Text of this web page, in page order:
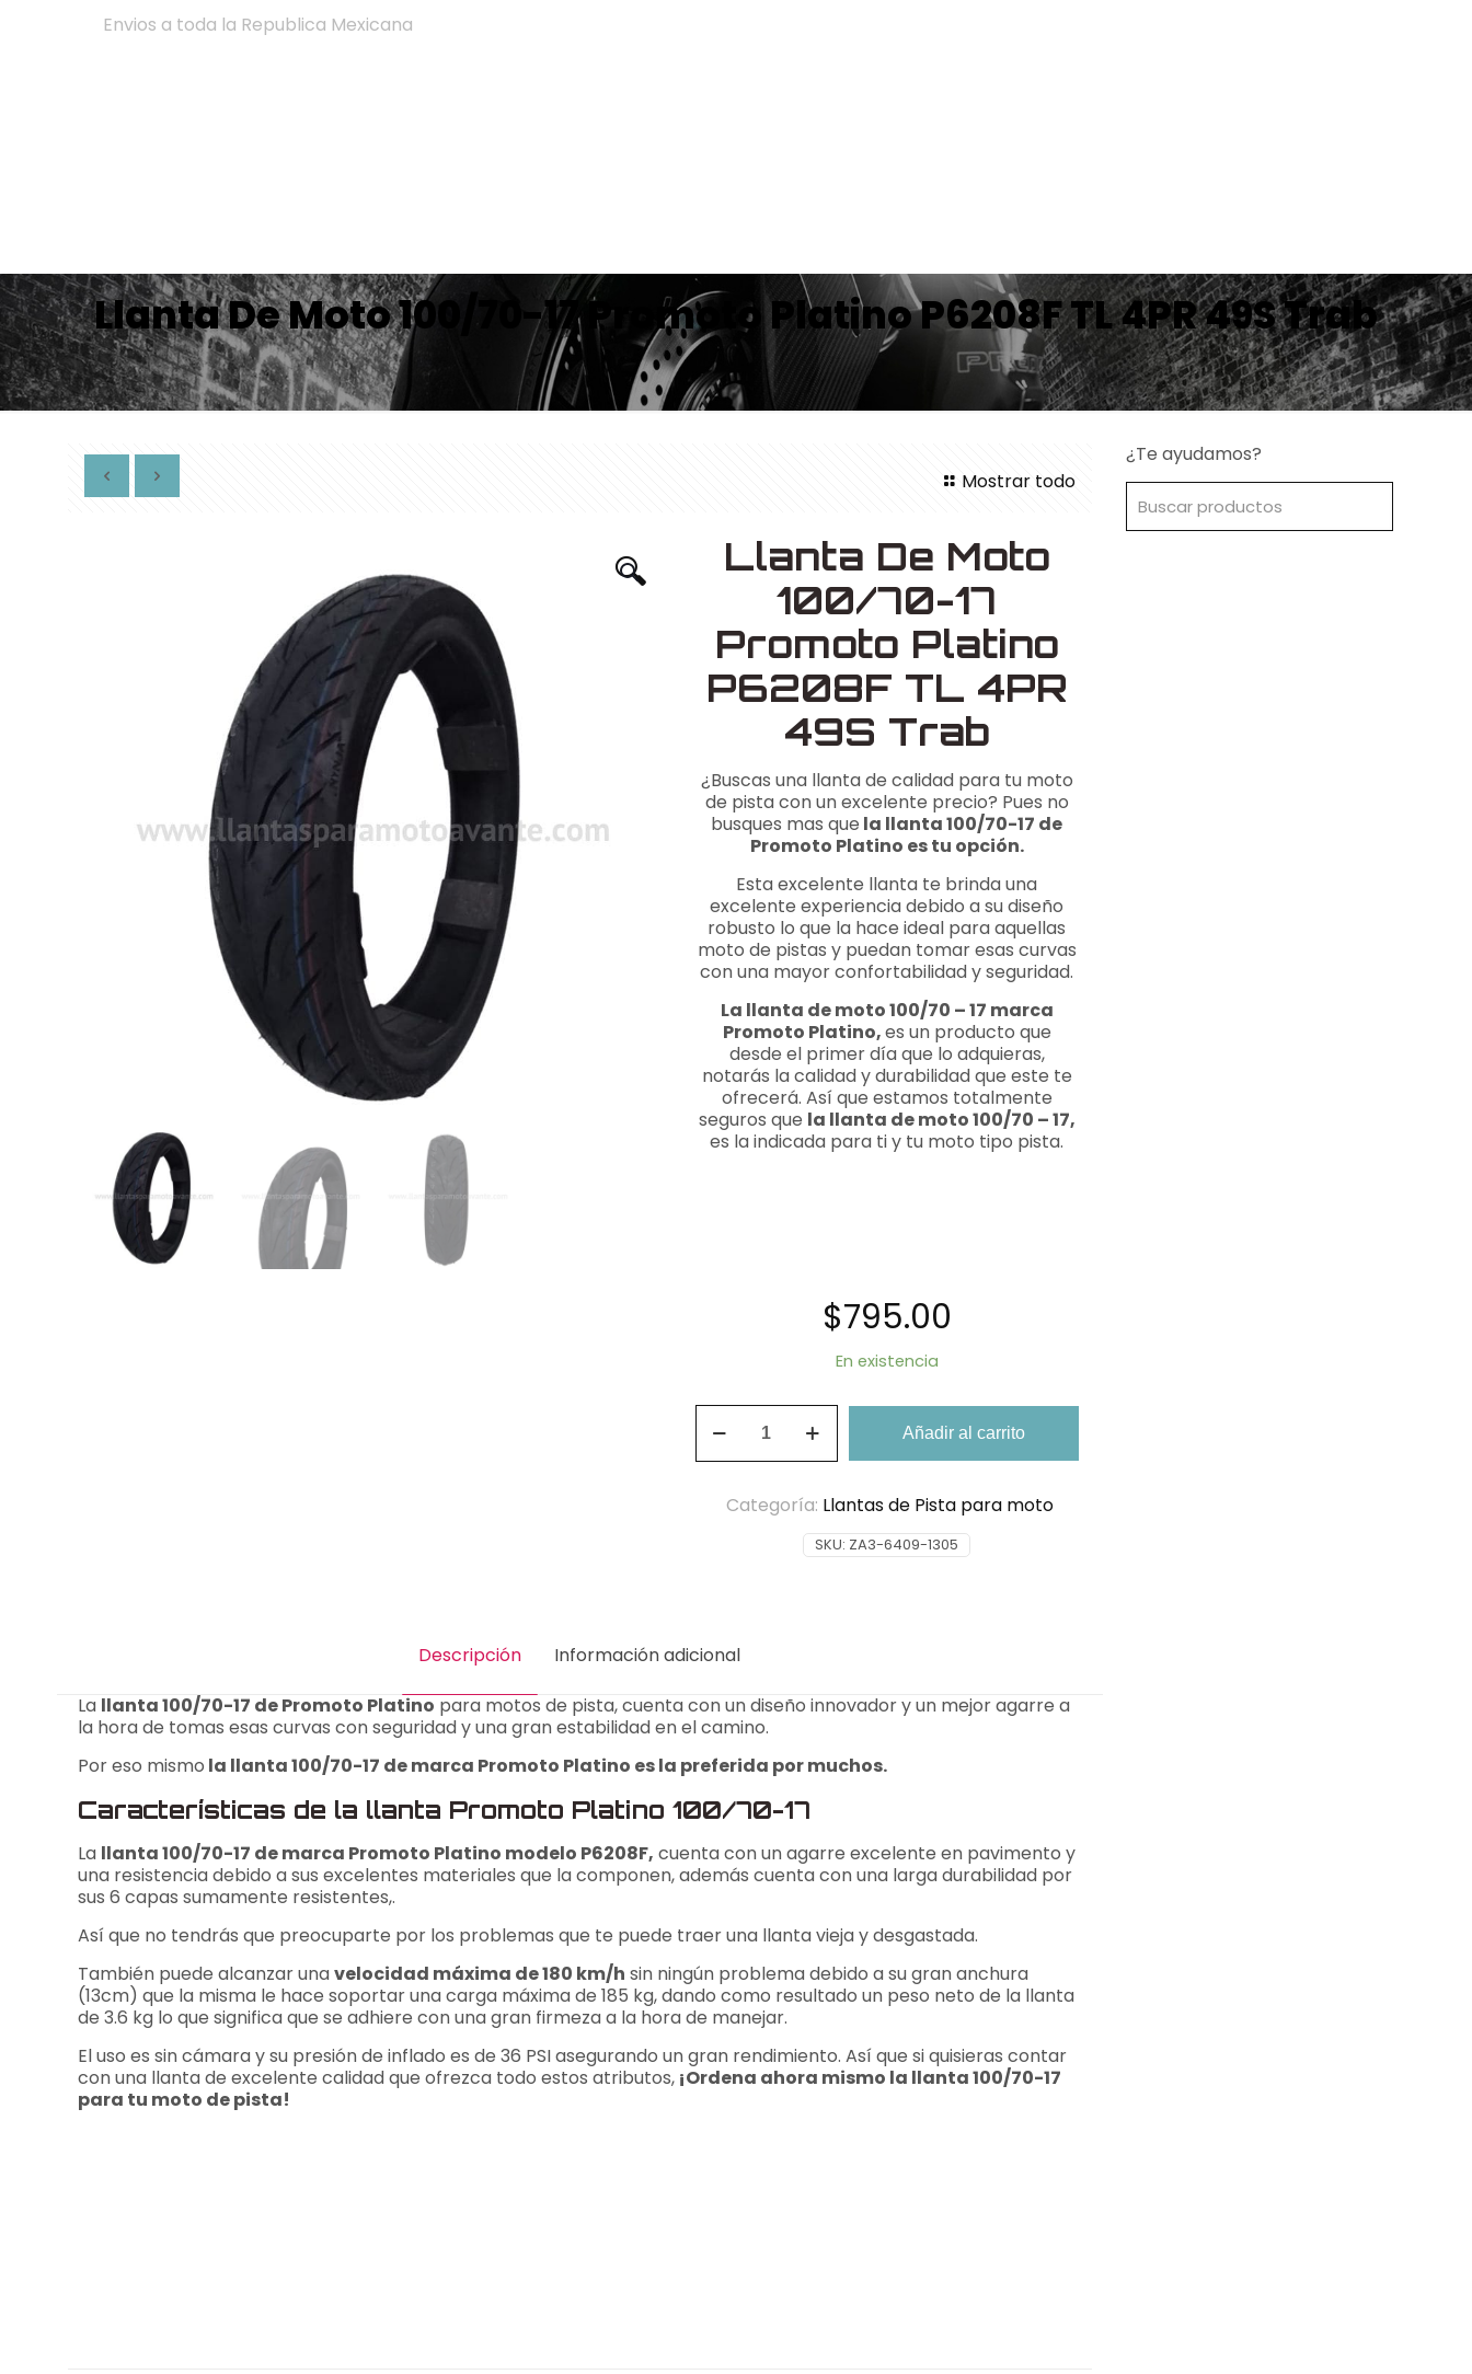
Envios a toda la Republica Mexicana
Llanta De Moto 100/70-17 Promoto Platino P6208F TL 4PR 49S Trab
Mostrar todo
🔍
Llanta De Moto
100/70-17
Promoto Platino
P6208F TL 4PR
49S Trab
¿Buscas una llanta de calidad para tu moto
de pista con un excelente precio? Pues no
busques mas que la llanta 100/70-17 de
Promoto Platino es tu opción.
Esta excelente llanta te brinda una
excelente experiencia debido a su diseño
robusto lo que la hace ideal para aquellas
moto de pistas y puedan tomar esas curvas
con una mayor confortabilidad y seguridad.
La llanta de moto 100/70 – 17 marca
Promoto Platino,es un producto que
desde el primer día que lo adquieras,
notarás la calidad y durabilidad que este te
ofrecerá. Así que estamos totalmente
seguros que la llanta de moto 100/70 – 17,
es la indicada para ti y tu moto tipo pista.
$795.00
En existencia
Llanta
De
Moto
Trab
Añadir al carrito
SKU: ZA3-6409-1305
Categoría: Llantas de Pista para moto
Descripción
Información adicional
La llanta 100/70-17 de Promoto Platino para motos de pista, cuenta con un diseño innovador y un mejor agarre a
la hora de tomas esas curvas con seguridad y una gran estabilidad en el camino.
Por eso mismo la llanta 100/70-17 de marca Promoto Platino es la preferida por muchos.
Características de la llanta Promoto Platino 100/70-17
La llanta 100/70-17 de marca Promoto Platino modelo P6208F, cuenta con un agarre excelente en pavimento y
una resistencia debido a sus excelentes materiales que la componen, además cuenta con una larga durabilidad por
sus 6 capas sumamente resistentes,.
Así que no tendrás que preocuparte por los problemas que te puede traer una llanta vieja y desgastada.
También puede alcanzar unavelocidad máxima de 180 km/h sin ningún problema debido a su gran anchura
(13cm) que la misma le hace soportar una carga máxima de 185 kg, dando como resultado un peso neto de la llanta
de 3.6 kg lo que significa que se adhiere con una gran firmeza a la hora de manejar.
El uso es sin cámara y su presión de inflado es de 36 PSI asegurando un gran rendimiento. Así que si quisieras contar
con una llanta de excelente calidad que ofrezca todo estos atributos, ¡Ordena ahora mismo la llanta 100/70-17
para tu moto de pista!
¿Te ayudamos?